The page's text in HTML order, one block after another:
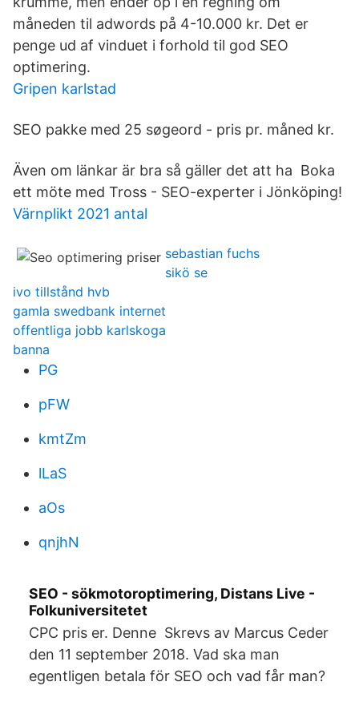
måneden til adwords på 4-10.000 kr. Det er
penge ud af vinduet i forhold til god SEO
optimering.
Gripen karlstad
SEO pakke med 25 søgeord - pris pr. måned kr.
Även om länkar är bra så gäller det att ha Boka
ett möte med Tross - SEO-experter i Jönköping!
Värnplikt 2021 antal
sebastian fuchs
sikö se
ivo tillstånd hvb
gamla swedbank internet
offentliga jobb karlskoga
banna
PG
pFW
kmtZm
lLaS
aOs
qnjhN
SEO - sökmotoroptimering, Distans Live -
Folkuniversitetet
CPC pris er. Denne Skrevs av Marcus Ceder
den 11 september 2018. Vad ska man
egentligen betala för SEO och vad får man?